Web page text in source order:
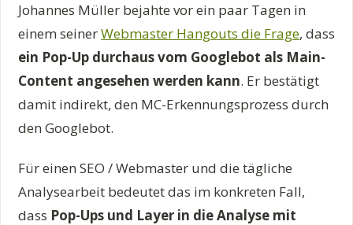
Johannes Müller bejahte vor ein paar Tagen in
einem seinerWebmaster Hangouts die Frage, dass
ein Pop-Up durchaus vom Googlebot als Main-
Content angesehen werden kann. Er bestätigt
damit indirekt, den MC-Erkennungsprozess durch
den Googlebot.
Für einen SEO / Webmaster und die tägliche
Analysearbeit bedeutet das im konkreten Fall,
dass Pop-Ups und Layer in die Analyse mit